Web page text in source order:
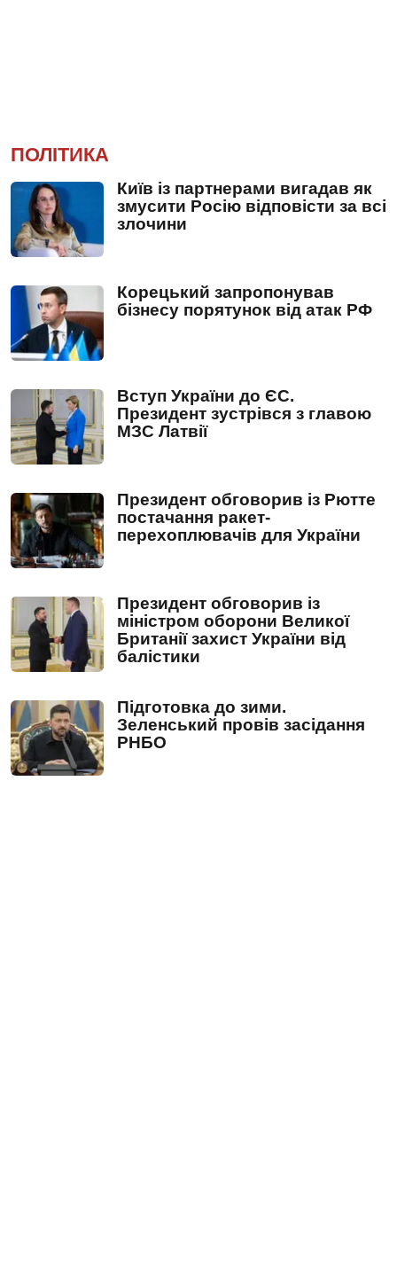
ПОЛІТИКА
Київ із партнерами вигадав як
змусити Росію відповісти за всі
злочини
Корецький запропонував
бізнесу порятунок від атак РФ
Вступ України до ЄС.
Президент зустрівся з главою
МЗС Латвії
Президент обговорив із Рютте
постачання ракет-
перехоплювачів для України
Президент обговорив із
міністром оборони Великої
Британії захист України від
балістики
Підготовка до зими.
Зеленський провів засідання
РНБО